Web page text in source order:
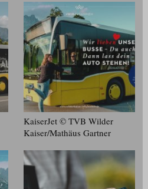
KaiserJet © TVB Wilder
Kaiser/​Mathäus Gartner